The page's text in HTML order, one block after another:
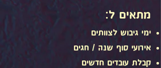
מתאים ל:
ימי גיבוש לצוותים
אירועי סוף שנה / חגים
קבלת עובדים חדשים